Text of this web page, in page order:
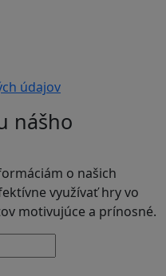
údajov
nášho
o našich
využívať hry vo
motivujúce a prínosné.